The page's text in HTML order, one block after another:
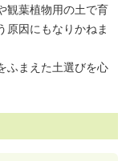
観葉植物用の土で育
原因にもなりかねま
ふまえた土選びを心